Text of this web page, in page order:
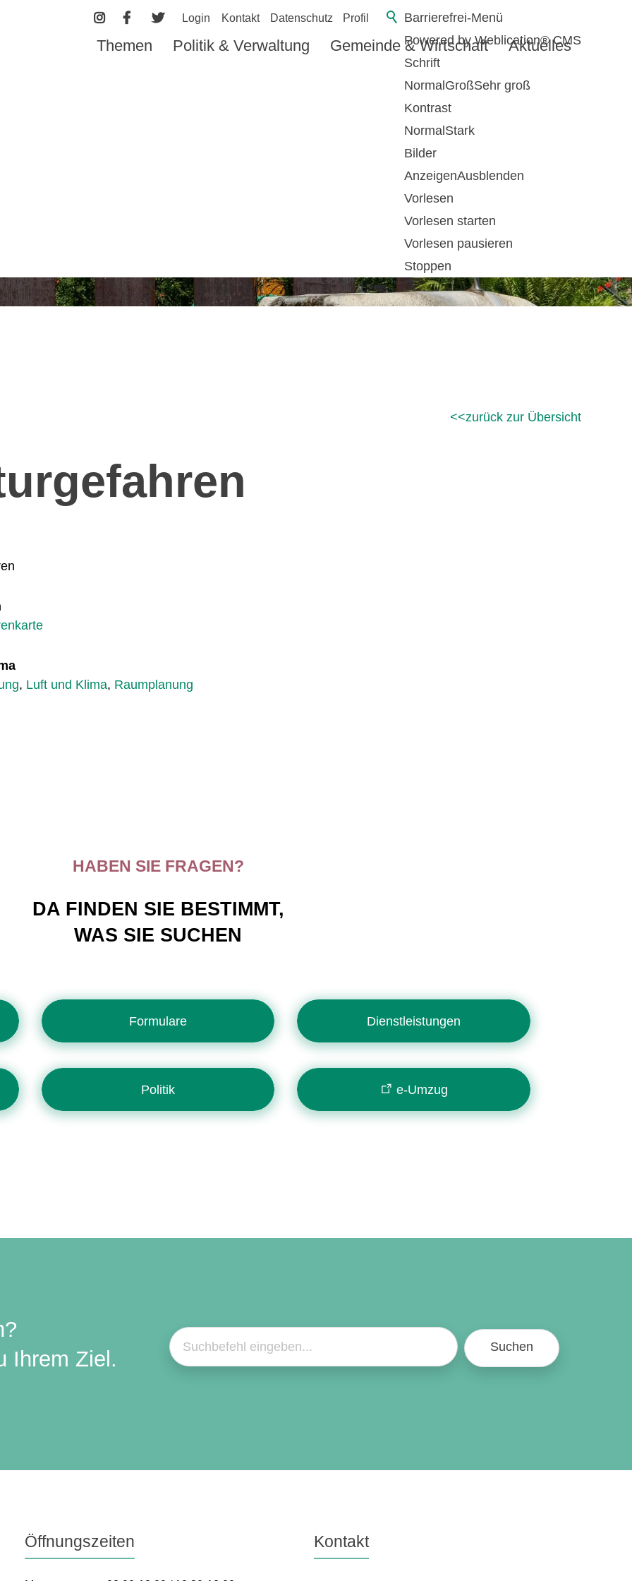
Barrierefrei-Menü
Powered by Weblication® CMS
Schrift
Normal GroßSehr groß
Kontrast
Normal Stark
Bilder
AnzeigenAusblenden
Vorlesen
Vorlesen starten
Vorlesen pausieren
Stoppen
Kontakt Datenschutz Profil
Login
Themen Politik & Verwaltung Gemeinde & Wirtschaft Aktuelles
zurück zur Übersicht
, Luft und Klima, Raumplanung
HABEN SIE FRAGEN?
DA FINDEN SIE BESTIMMT,
WAS SIE SUCHEN
Formulare Dienstleistungen
Politik e-Umzug
Ihrem Ziel.
Suchen
Öffnungszeiten Kontakt